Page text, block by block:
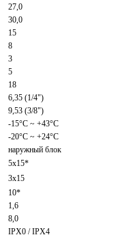
27,0
30,0
15
8
3
5
18
6,35 (1/4")
9,53 (3/8")
-15°С ~ +43°С
-20°С ~ +24°С
наружный блок
5x15*
3x15
10*
1,6
8,0
IPX0 / IPX4